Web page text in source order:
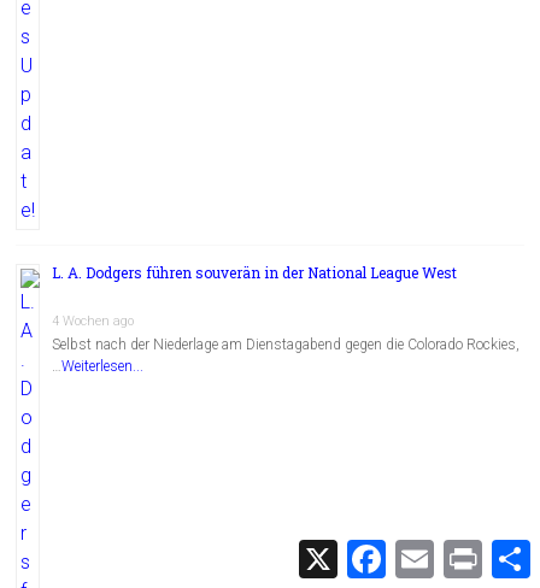
L. A. Dodgers führen souverän in der National League West
4 Wochen ago
Selbst nach der Niederlage am Dienstagabend gegen die Colorado Rockies,
…Weiterlesen...
X
F
E
m
P